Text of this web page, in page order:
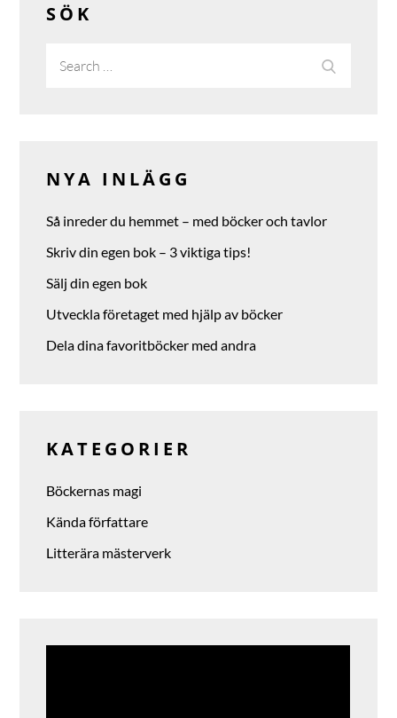
SÖK
NYA INLÄGG
Så inreder du hemmet – med böcker och tavlor
Skriv din egen bok – 3 viktiga tips!
Sälj din egen bok
Utveckla företaget med hjälp av böcker
Dela dina favoritböcker med andra
KATEGORIER
Böckernas magi
Kända författare
Litterära mästerverk